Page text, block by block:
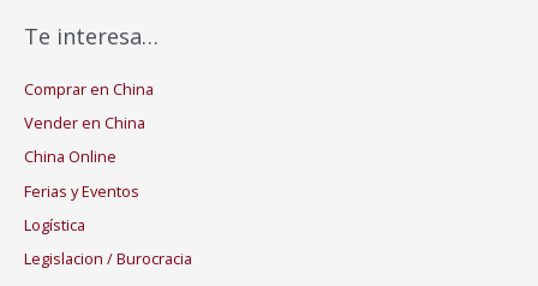
Te interesa…
Comprar en China
Vender en China
China Online
Ferias y Eventos
Logística
Legislacion / Burocracia